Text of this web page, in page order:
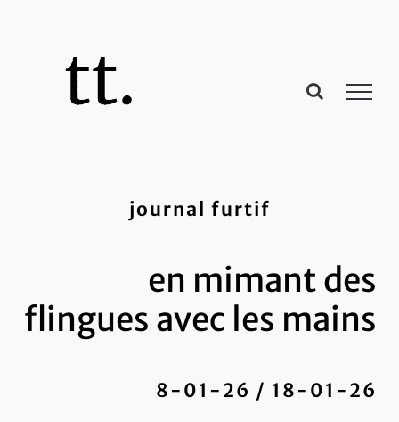
journal furtif
en mimant des
flingues avec les mains
8-01-26 / 18-01-26